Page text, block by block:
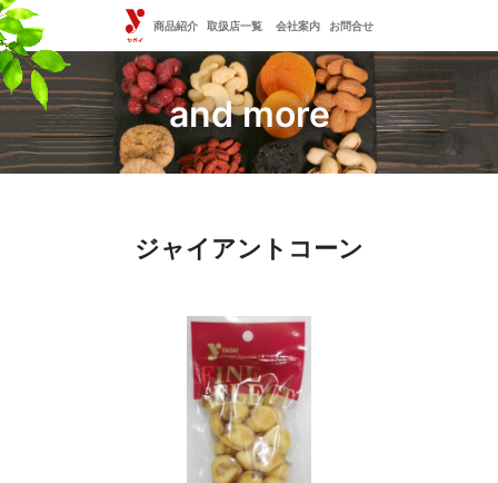
商品紹介 取扱店一覧 会社案内 お問合せ
and more
ジャイアントコーン